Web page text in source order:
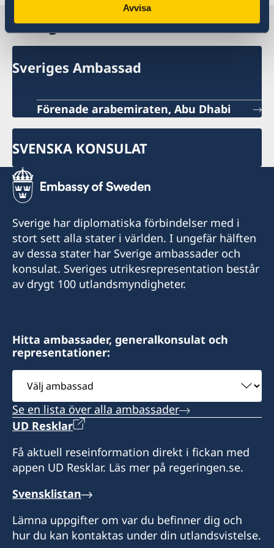
Avvisa
Sverige i Förenade arabemiraten
Sveriges Ambassad
Förenade arabemiraten, Abu Dhabi
SVENSKA KONSULAT
Sverige har diplomatiska förbindelser med i
stort sett alla stater i världen. I ungefär hälften
av dessa stater har Sverige ambassader och
konsulat. Sveriges utrikesrepresentation består
av drygt 100 utlandsmyndigheter.
Hitta ambassader, generalkonsulat och
representationer:
Välj
ambassad
Se en lista över alla ambassader
UD Resklar
Få aktuell reseinformation direkt i fickan med
appen UD Resklar. Läs mer på regeringen.se.
Svensklistan
Lämna uppgifter om var du befinner dig och
hur du kan kontaktas under din utlandsvistelse.